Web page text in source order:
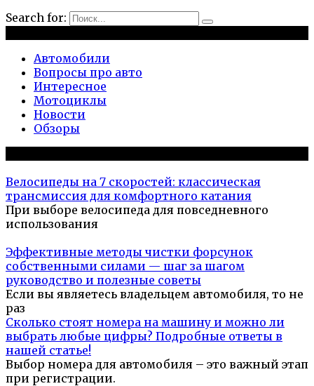
Search for:
Автомобили
Вопросы про авто
Интересное
Мотоциклы
Новости
Обзоры
Велосипеды на 7 скоростей: классическая
трансмиссия для комфортного катания
При выборе велосипеда для повседневного
использования
Эффективные методы чистки форсунок
собственными силами — шаг за шагом
руководство и полезные советы
Если вы являетесь владельцем автомобиля, то не
раз
Сколько стоят номера на машину и можно ли
выбрать любые цифры? Подробные ответы в
нашей статье!
Выбор номера для автомобиля – это важный этап
при регистрации.